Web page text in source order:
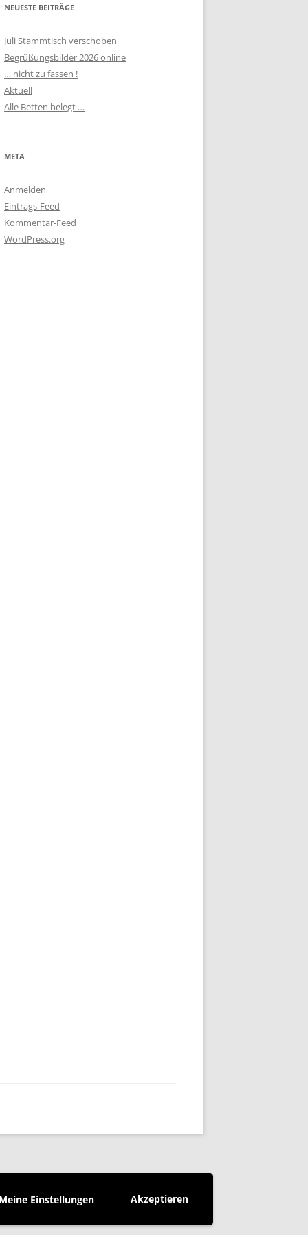
Meine Einstellungen Akzeptieren
NEUESTE BEITRÄGE
Juli Stammtisch verschoben
Begrüßungsbilder 2026 online
… nicht zu fassen !
Aktuell
Alle Betten belegt …
META
Anmelden
Eintrags-Feed
Kommentar-Feed
WordPress.org